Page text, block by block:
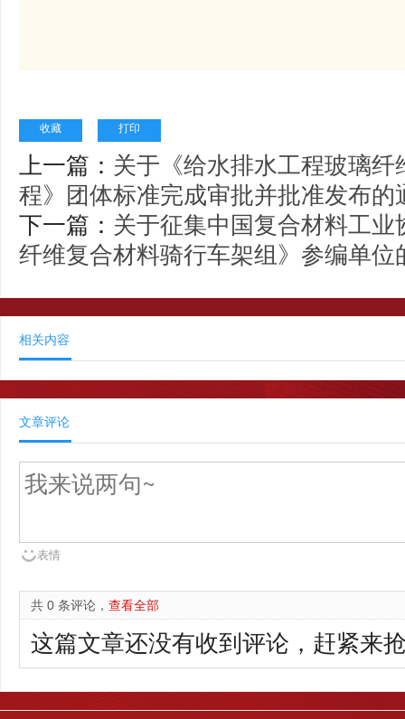
收藏 打印
上一篇： 关于《给水排水工程玻璃
程》团体标准完成审批并批准发布的
下一篇： 关于征集中国复合材料工
纤维复合材料骑行车架组》参编单位
相关内容
文章评论
表情
共 0 条评论， 查看全部
这篇文章还没有收到评论，赶紧来